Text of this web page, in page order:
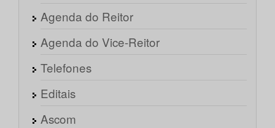
Agenda do Reitor
Agenda do Vice-Reitor
Telefones
Editais
Ascom